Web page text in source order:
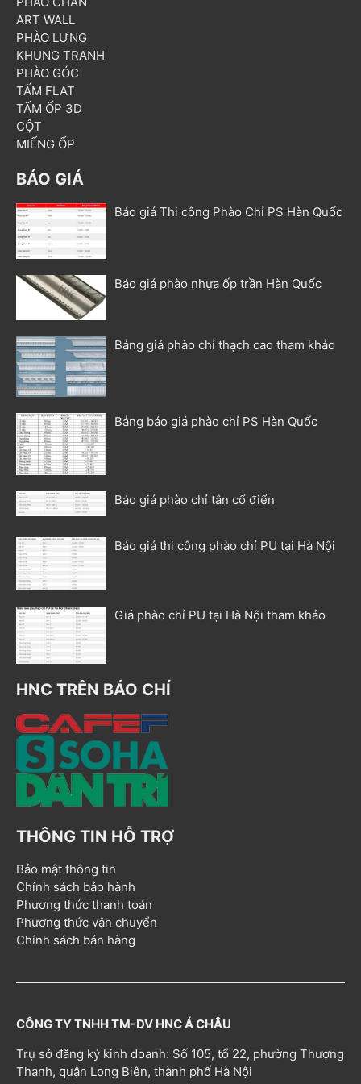
ART WALL
PHÀO LƯNG
KHUNG TRANH
PHÀO GÓC
TẤM FLAT
TẤM ỐP 3D
CỘT
MIẾNG ỐP
BÁO GIÁ
Báo giá Thi công Phào Chỉ PS Hàn Quốc
Báo giá phào nhựa ốp trần Hàn Quốc
Bảng giá phào chỉ thạch cao tham khảo
Bảng báo giá phào chỉ PS Hàn Quốc
Báo giá phào chỉ tân cổ điển
Báo giá thi công phào chỉ PU tại Hà Nội
Giá phào chỉ PU tại Hà Nội tham khảo
HNC TRÊN BÁO CHÍ
THÔNG TIN HỖ TRỢ
Bảo mật thông tin
Chính sách bảo hành
Phương thức thanh toán
Phương thức vận chuyển
Chính sách bán hàng
CÔNG TY TNHH TM-DV HNC Á CHÂU
Trụ sở đăng ký kinh doanh: Số 105, tổ 22, phường Thượng
Thanh, quận Long Biên, thành phố Hà Nội